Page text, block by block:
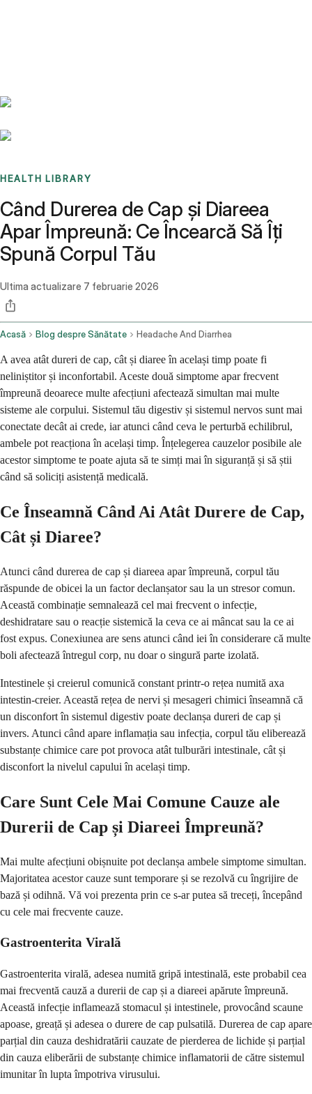
HEALTH LIBRARY
Când Durerea de Cap și Diareea
Apar Împreună: Ce Încearcă Să Îți
Spună Corpul Tău
Ultima actualizare 7 februarie 2026
Acasă Blog despre Sănătate Headache And Diarrhea
A avea atât dureri de cap, cât și diaree în același timp poate fi
neliniștitor și inconfortabil. Aceste două simptome apar frecvent
împreună deoarece multe afecțiuni afectează simultan mai multe
sisteme ale corpului. Sistemul tău digestiv și sistemul nervos sunt mai
conectate decât ai crede, iar atunci când ceva le perturbă echilibrul,
ambele pot reacționa în același timp. Înțelegerea cauzelor posibile ale
acestor simptome te poate ajuta să te simți mai în siguranță și să știi
când să soliciți asistență medicală.
Ce Înseamnă Când Ai Atât Durere de Cap,
Cât și Diaree?
Atunci când durerea de cap și diareea apar împreună, corpul tău
răspunde de obicei la un factor declanșator sau la un stresor comun.
Această combinație semnalează cel mai frecvent o infecție,
deshidratare sau o reacție sistemică la ceva ce ai mâncat sau la ce ai
fost expus. Conexiunea are sens atunci când iei în considerare că multe
boli afectează întregul corp, nu doar o singură parte izolată.
Intestinele și creierul comunică constant printr-o rețea numită axa
intestin-creier. Această rețea de nervi și mesageri chimici înseamnă că
un disconfort în sistemul digestiv poate declanșa dureri de cap și
invers. Atunci când apare inflamația sau infecția, corpul tău eliberează
substanțe chimice care pot provoca atât tulburări intestinale, cât și
disconfort la nivelul capului în același timp.
Care Sunt Cele Mai Comune Cauze ale
Durerii de Cap și Diareei Împreună?
Mai multe afecțiuni obișnuite pot declanșa ambele simptome simultan.
Majoritatea acestor cauze sunt temporare și se rezolvă cu îngrijire de
bază și odihnă. Vă voi prezenta prin ce s-ar putea să treceți, începând
cu cele mai frecvente cauze.
Gastroenterita Virală
Gastroenterita virală, adesea numită gripă intestinală, este probabil cea
mai frecventă cauză a durerii de cap și a diareei apărute împreună.
Această infecție inflamează stomacul și intestinele, provocând scaune
apoase, greață și adesea o durere de cap pulsatilă. Durerea de cap apare
parțial din cauza deshidratării cauzate de pierderea de lichide și parțial
din cauza eliberării de substanțe chimice inflamatorii de către sistemul
imunitar în lupta împotriva virusului.